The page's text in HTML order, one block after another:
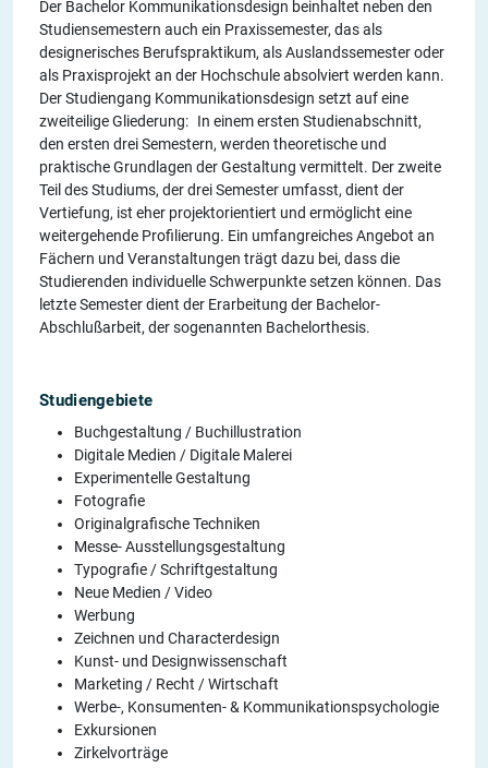
Der Bachelor Kommunikationsdesign beinhaltet neben den
Studiensemestern auch ein Praxissemester, das als
designerisches Berufspraktikum, als Auslandssemester oder
als Praxisprojekt an der Hochschule absolviert werden kann.
Der Studiengang Kommunikationsdesign setzt auf eine
zweiteilige Gliederung: In einem ersten Studienabschnitt,
den ersten drei Semestern, werden theoretische und
praktische Grundlagen der Gestaltung vermittelt. Der zweite
Teil des Studiums, der drei Semester umfasst, dient der
Vertiefung, ist eher projektorientiert und ermöglicht eine
weitergehende Profilierung. Ein umfangreiches Angebot an
Fächern und Veranstaltungen trägt dazu bei, dass die
Studierenden individuelle Schwerpunkte setzen können. Das
letzte Semester dient der Erarbeitung der Bachelor-
Abschlußarbeit, der sogenannten Bachelorthesis.
Studiengebiete
Buchgestaltung / Buchillustration
Digitale Medien / Digitale Malerei
Experimentelle Gestaltung
Fotografie
Originalgrafische Techniken
Messe- Ausstellungsgestaltung
Typografie / Schriftgestaltung
Neue Medien / Video
Werbung
Zeichnen und Characterdesign
Kunst- und Designwissenschaft
Marketing / Recht / Wirtschaft
Werbe-, Konsumenten- & Kommunikationspsychologie
Exkursionen
Zirkelvorträge